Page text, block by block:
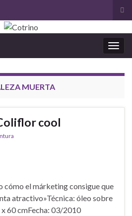
el
la
MUERTA
cool
cómo el márketing consigue que
atractivo»Técnica: óleo sobre
60 cmFecha: 03/2010